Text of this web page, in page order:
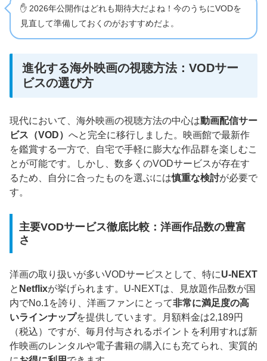
✋ 2026年公開作はどれも期待大だよね！今のうちにVODを
見直して準備しておくのがおすすめだよ。
進化する海外映画の視聴方法：VODサー
ビスの選び方
現代において、海外映画の視聴方法の中心は動画配信サー
ビス（VOD） へと完全に移行しました。映画館で最新作
を鑑賞する一方で、自宅で手軽に膨大な作品群を楽しむこ
とが可能です。しかし、数多くのVODサービスが存在す
るため、自分に合ったものを選ぶには慎重な検討が必要で
す。
主要VODサービス徹底比較：洋画作品数の豊富
さ
洋画の取り扱いが多いVODサービスとして、特にU-NEXT
と Netflixが挙げられます。U-NEXTは、見放題作品数が国
内でNo.1を誇り、洋画ファンにとって非常に満足度の高
いラインナップを提供しています。月額料金は2,189円
（税込）ですが、毎月付与されるポイントを利用すれば新
作映画のレンタルや電子書籍の購入にも充てられ、実質的